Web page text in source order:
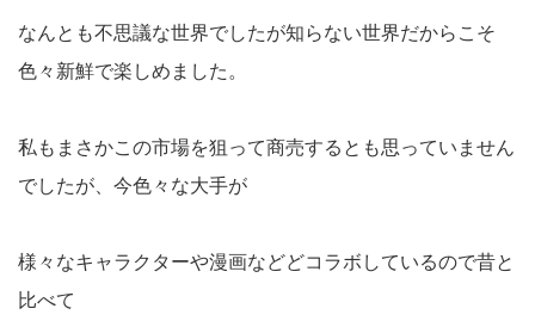
なんとも不思議な世界でしたが知らない世界だからこそ
色々新鮮で楽しめました。
私もまさかこの市場を狙って商売するとも思っていません
でしたが、今色々な大手が
様々なキャラクターや漫画などどコラボしているので昔と
比べて